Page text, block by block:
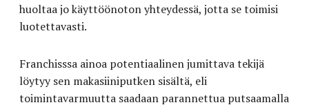
huoltaa jo käyttöönoton yhteydessä, jotta se toimisi
luotettavasti.
Franchisssa ainoa potentiaalinen jumittava tekijä
löytyy sen makasiiniputken sisältä, eli
toimintavarmuutta saadaan parannettua putsaamalla